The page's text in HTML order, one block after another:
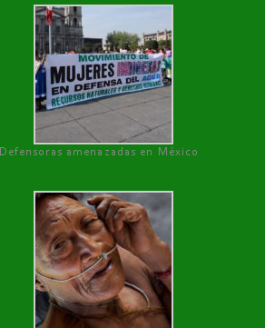
Defensoras amenazadas en México